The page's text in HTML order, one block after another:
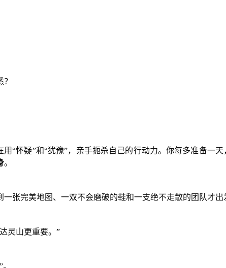
“怀疑”和“犹豫”，亲手扼杀自己的行动力。你每多准备一天
。
张完美地图、一双不会磨破的鞋和一支绝不走散的团队才出
灵山更重要。”